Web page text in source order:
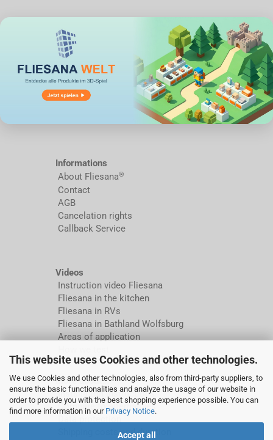
This website uses Cookies and other technologies.
We use Cookies and other technologies, also from third-party suppliers, to
ensure the basic functionalities and analyze the usage of our website in
order to provide you with the best shopping experience possible. You can
find more information in our Privacy Notice.
Accept all
Informations
About Fliesana®
Contact
AGB
Cancelation rights
Callback Service
Videos
Instruction video Fliesana
Fliesana in the kitchen
Fliesana in RVs
Fliesana in Bathland Wolfsburg
Areas of application
More about...
Installation instructions
Compare to alternatives
Shipping costs and duration